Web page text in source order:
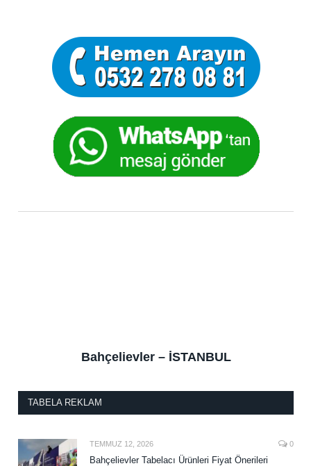
Bahçelievler – İSTANBUL
TABELA REKLAM
TEMMUZ 12, 2026 0
Bahçelievler Tabelacı Ürünleri Fiyat Önerileri